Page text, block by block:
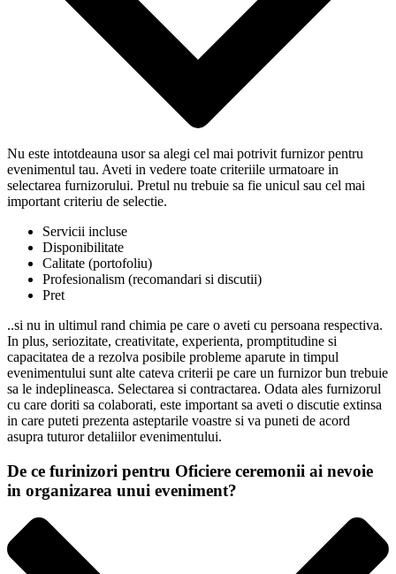
Nu este intotdeauna usor sa alegi cel mai potrivit furnizor pentru
evenimentul tau. Aveti in vedere toate criteriile urmatoare in
selectarea furnizorului. Pretul nu trebuie sa fie unicul sau cel mai
important criteriu de selectie.
Servicii incluse
Disponibilitate
Calitate (portofoliu)
Profesionalism (recomandari si discutii)
Pret
..si nu in ultimul rand chimia pe care o aveti cu persoana respectiva.
In plus, seriozitate, creativitate, experienta, promptitudine si
capacitatea de a rezolva posibile probleme aparute in timpul
evenimentului sunt alte cateva criterii pe care un furnizor bun trebuie
sa le indeplineasca. Selectarea si contractarea. Odata ales furnizorul
cu care doriti sa colaborati, este important sa aveti o discutie extinsa
in care puteti prezenta asteptarile voastre si va puneti de acord
asupra tuturor detaliilor evenimentului.
De ce furinizori pentru Oficiere ceremonii ai nevoie
in organizarea unui eveniment?